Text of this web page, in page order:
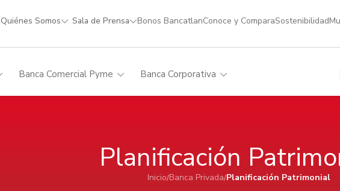
Quiénes Somos Sala de Prensa Bonos BancatlanConoce y ComparaSostenibilidad
Banca Comercial Pyme Banca Corporativa
Planificación
Inicio Banca Privada Planificación Patrimonial